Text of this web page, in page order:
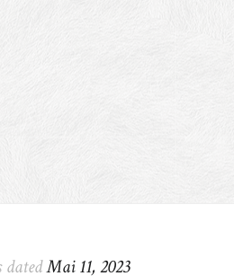
datedMai 11, 2023